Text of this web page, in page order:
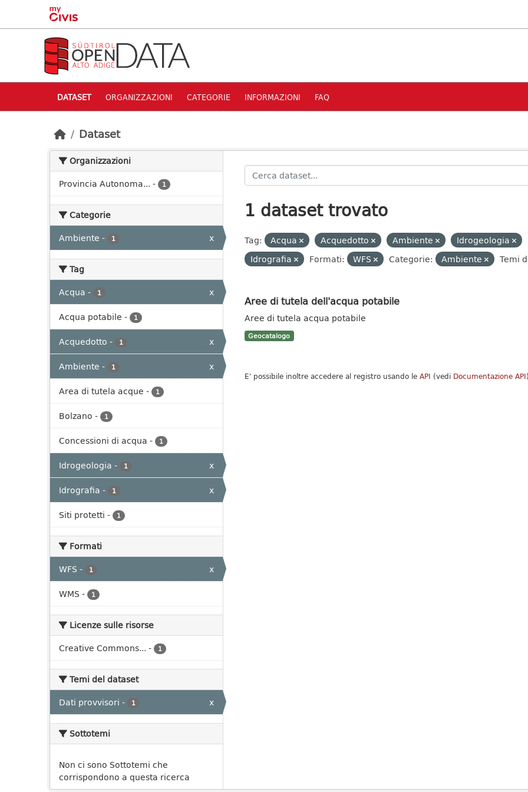
Skip to main content
DATASET ORGANIZZAZIONI CATEGORIE INFORMAZIONI FAQ
Dataset
Organizzazioni
Provincia Autonoma... - 1
Categorie
Ambiente - 1 x
Tag
Acqua - 1
x
Acqua potabile - 1
Acquedotto - 1
x
Ambiente - 1
x
Area di tutela acque - 1
Bolzano - 1
Concessioni di acqua - 1
Idrogeologia - 1
x
Idrografia - 1
x
Siti protetti - 1
Formati
WFS - 1
x
WMS - 1
Licenze sulle risorse
Creative Commons... - 1
Temi del dataset
Dati provvisori - 1 x
Sottotemi
Non ci sono Sottotemi che
corrispondono a questa ricerca
1 dataset trovato
Tag: Acqua Acquedotto Ambiente
Idrogeologia
Idrografia
Formati: WFS Categorie: Ambiente Temi
Aree di tutela dell'acqua potabile
Aree di tutela acqua potabile
Geocatalogo
E' possibile inoltre accedere al registro usando le API (vedi Documentazione API